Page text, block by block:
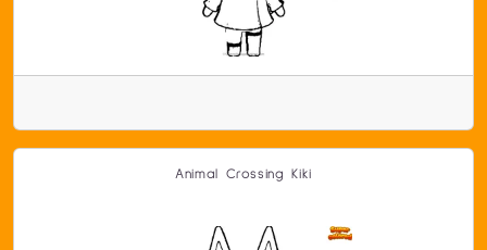
Animal Crossing Kiki